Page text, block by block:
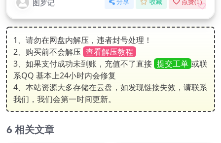
图罗记 分享 收藏 点赞(1 )
1、请勿在网盘内解压，违者封号处理！
2、购买前不会解压 查看解压教程
3、如果支付成功未到账，充值不了直接 提交工单 或联
系QQ 基本上24小时内会修复
4、本站资源大多存储在云盘，如发现链接失效，请联系
我们，我们会第一时间更新。
相关文章